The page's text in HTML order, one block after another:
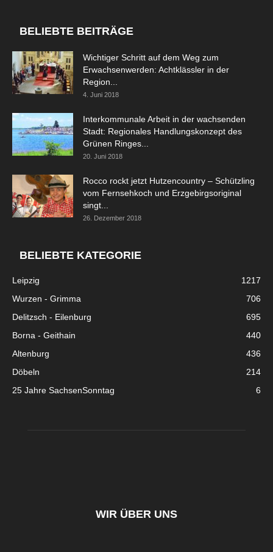
BELIEBTE BEITRÄGE
Wichtiger Schritt auf dem Weg zum
Erwachsenwerden: Achtklässler in der
Region...
4. Juni 2018
Interkommunale Arbeit in der wachsenden
Stadt: Regionales Handlungskonzept des
Grünen Ringes...
20. Juni 2018
Rocco rockt jetzt Hutzencountry – Schützling
vom Fernsehkoch und Erzgebirgsoriginal
singt...
26. Dezember 2018
BELIEBTE KATEGORIE
Leipzig
1217
Wurzen - Grimma
706
Delitzsch - Eilenburg
695
Borna - Geithain
440
Altenburg
436
Döbeln
214
25 Jahre SachsenSonntag
6
WIR ÜBER UNS